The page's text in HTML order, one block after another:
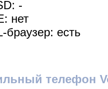
-
нет
браузер: есть
телефон